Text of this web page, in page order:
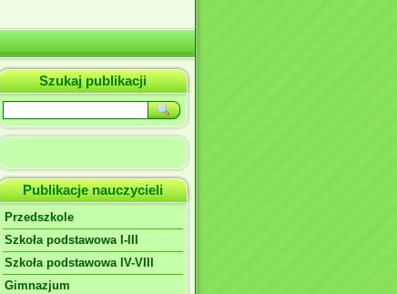
Szukaj publikacji
Publikacje nauczycieli
Przedszkole
Szkoła podstawowa I-III
Szkoła podstawowa IV-VIII
Gimnazjum